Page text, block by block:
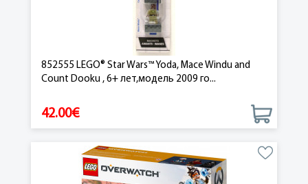
852555 LEGO® Star Wars™ Yoda, Mace Windu and
Count Dooku , 6+ лет,модель 2009 го...
42.00€